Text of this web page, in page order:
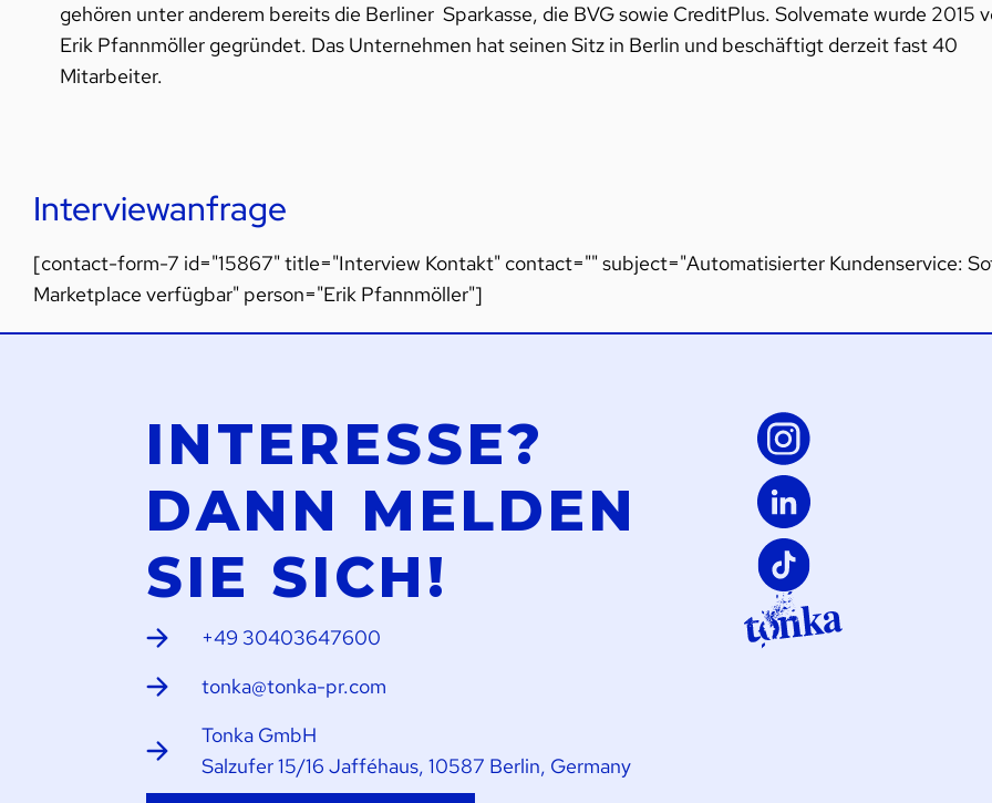
gehören unter anderem bereits die Berliner Sparkasse, die BVG sowie CreditPlus. Solvemate wurde 2015
Erik Pfannmöller gegründet. Das Unternehmen hat seinen Sitz in Berlin und beschäftigt derzeit fast 40
Mitarbeiter.
Interviewanfrage
[contact-form-7 id="15867" title="Interview Kontakt" contact="" subject="Automatisierter Kundenservice:
Marketplace verfügbar" person="Erik Pfannmöller"]
INTERESSE?
DANN MELDEN
SIE SICH!
+49 30403647600
tonka@tonka-pr.com
Tonka GmbH
Salzufer 15/16 Jafféhaus, 10587 Berlin, Germany